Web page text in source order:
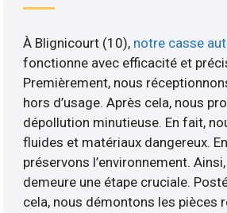
À Blignicourt (10), notre casse
fonctionne avec efficacité et
Premièrement, nous
hors d’usage. Après cela, nous
dépollution minutieuse. En fait,
fluides et matériaux dangereux.
préservons l’environnement.
demeure une étape cruciale.
cela, nous démontons les pièces